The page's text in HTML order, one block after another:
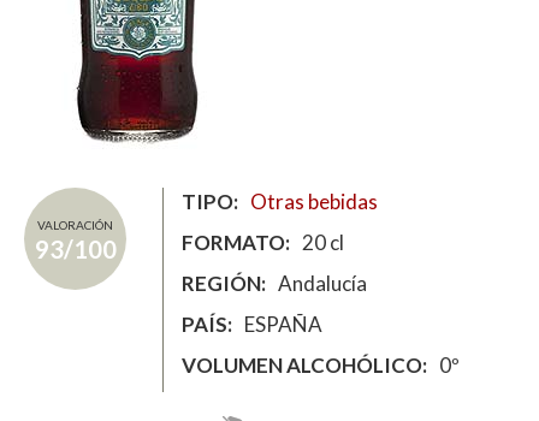
VALORACIÓN
93/100
TIPO
Otras bebidas
FORMATO
20 cl
REGIÓN
Andalucía
PAÍS
ESPAÑA
VOLUMEN ALCOHÓLICO
0º